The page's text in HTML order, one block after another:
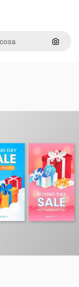
Cerca